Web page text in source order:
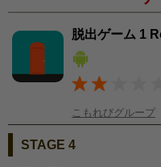
脱出ゲーム 1
こもれびグループ
STAGE 4